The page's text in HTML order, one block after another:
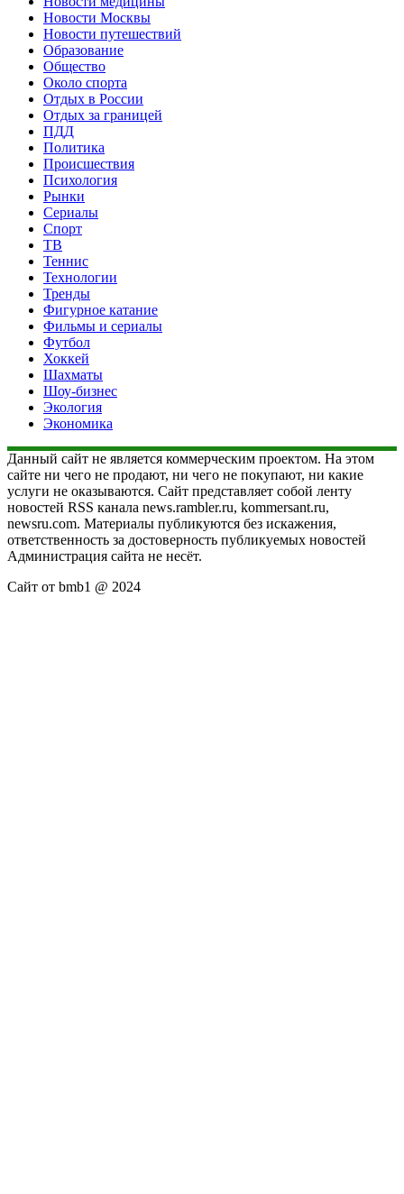
Новости Москвы
Новости путешествий
Образование
Общество
Около спорта
Отдых в России
Отдых за границей
ПДД
Политика
Происшествия
Психология
Рынки
Сериалы
Спорт
ТВ
Теннис
Технологии
Тренды
Фигурное катание
Фильмы и сериалы
Футбол
Хоккей
Шахматы
Шоу-бизнес
Экология
Экономика
Данный сайт не является коммерческим проектом. На этом
сайте ни чего не продают, ни чего не покупают, ни какие
услуги не оказываются. Сайт представляет собой ленту
новостей RSS канала news.rambler.ru, kommersant.ru,
newsru.com. Материалы публикуются без искажения,
ответственность за достоверность публикуемых новостей
Администрация сайта не несёт.
Сайт от bmb1 @ 2024